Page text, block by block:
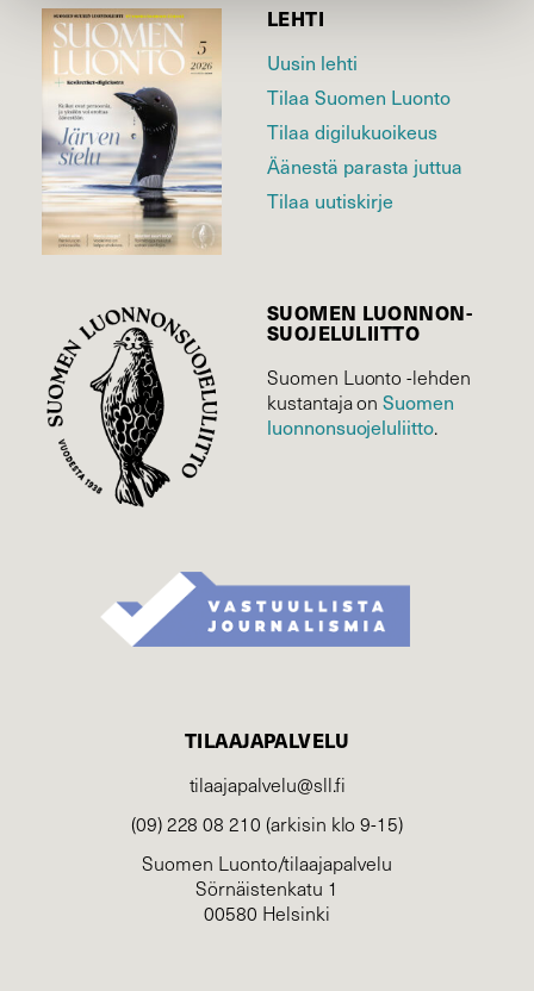
LEHTI
Uusin lehti
Tilaa Suomen Luonto
Tilaa digilukuoikeus
Äänestä parasta juttua
Tilaa uutiskirje
SUOMEN LUONNON­
SUOJELU­LIITTO
Suomen Luonto -lehden
kustantaja onSuomen
luonnonsuojelu­liitto.
TILAAJAPALVELU
tilaajapalvelu@sll.fi
(09) 228 08 210 (arkisin klo 9-15)
Suomen Luonto/tilaajapalvelu
Sörnäistenkatu 1
00580 Helsinki